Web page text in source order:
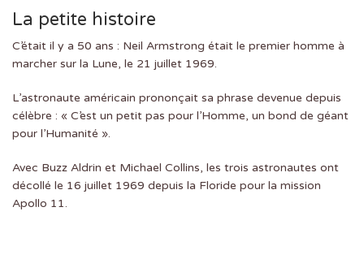
La petite histoire
C’était il y a 50 ans : Neil Armstrong était le premier homme à
marcher sur la Lune, le 21 juillet 1969.
L’astronaute américain prononçait sa phrase devenue depuis
célèbre : « C’est un petit pas pour l’Homme, un bond de géant
pour l’Humanité ».
Avec Buzz Aldrin et Michael Collins, les trois astronautes ont
décollé le 16 juillet 1969 depuis la Floride pour la mission
Apollo 11.